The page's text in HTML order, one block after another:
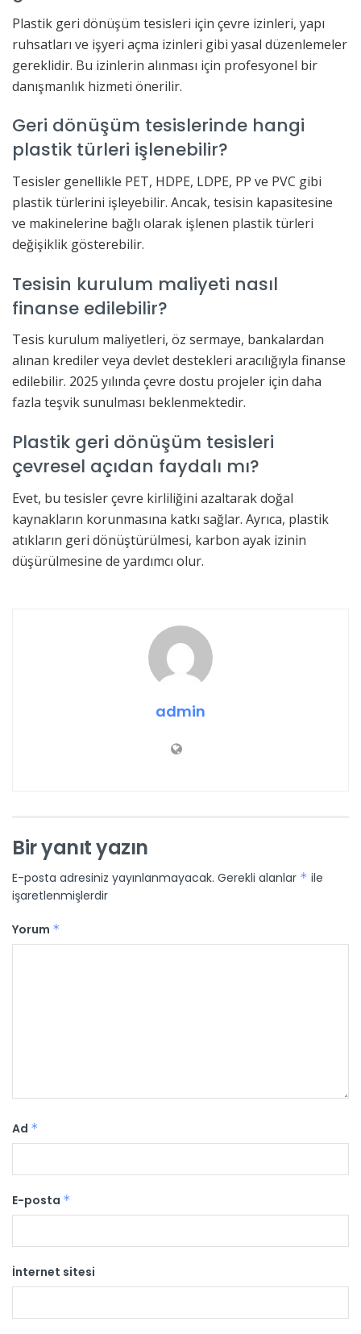
Plastik geri dönüşüm tesisleri için çevre izinleri, yapı
ruhsatları ve işyeri açma izinleri gibi yasal düzenlemeler
gereklidir. Bu izinlerin alınması için profesyonel bir
danışmanlık hizmeti önerilir.
Geri dönüşüm tesislerinde hangi
plastik türleri işlenebilir?
Tesisler genellikle PET, HDPE, LDPE, PP ve PVC gibi
plastik türlerini işleyebilir. Ancak, tesisin kapasitesine
ve makinelerine bağlı olarak işlenen plastik türleri
değişiklik gösterebilir.
Tesisin kurulum maliyeti nasıl
finanse edilebilir?
Tesis kurulum maliyetleri, öz sermaye, bankalardan
alınan krediler veya devlet destekleri aracılığıyla finanse
edilebilir. 2025 yılında çevre dostu projeler için daha
fazla teşvik sunulması beklenmektedir.
Plastik geri dönüşüm tesisleri
çevresel açıdan faydalı mı?
Evet, bu tesisler çevre kirliliğini azaltarak doğal
kaynakların korunmasına katkı sağlar. Ayrıca, plastik
atıkların geri dönüştürülmesi, karbon ayak izinin
düşürülmesine de yardımcı olur.
admin
Bir yanıt yazın
E-posta adresiniz yayınlanmayacak. Gerekli alanlar * ile
işaretlenmişlerdir
Yorum *
Ad *
E-posta *
İnternet sitesi